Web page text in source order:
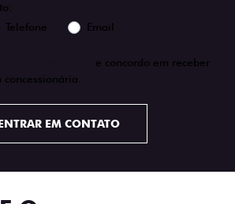
Telefone Email
e concordo em receber
EM CONTATO